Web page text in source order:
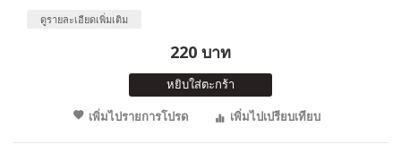
ดูรายละเอียดเพิ่มเติม
220 บาท
หยิบใส่ตะกร้า
เพิ่มไปรายการโปรด
เพิ่มไปเปรียบเทียบ